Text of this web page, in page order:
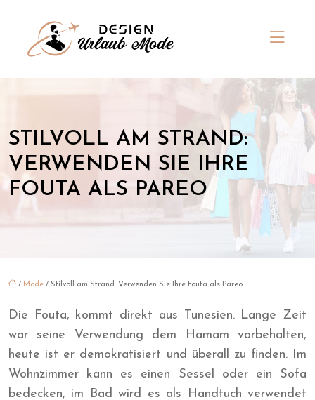
STILVOLL AM STRAND:
VERWENDEN SIE IHRE
FOUTA ALS PAREO
/ Mode / Stilvoll am Strand: Verwenden Sie Ihre Fouta als Pareo
Die Fouta, kommt direkt aus Tunesien. Lange Zeit
war seine Verwendung dem Hamam vorbehalten,
heute ist er demokratisiert und überall zu finden. Im
Wohnzimmer kann es einen Sessel oder ein Sofa
bedecken, im Bad wird es als Handtuch verwendet